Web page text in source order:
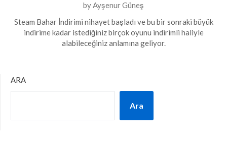
Posted
on
16
Mart
byAyşenur Güneş
Steam Bahar İndirimi nihayet başladı ve bu bir sonraki büyük
indirime kadar istediğiniz birçok oyunu indirimli haliyle
alabileceğiniz anlamına geliyor.
ARA
Ara